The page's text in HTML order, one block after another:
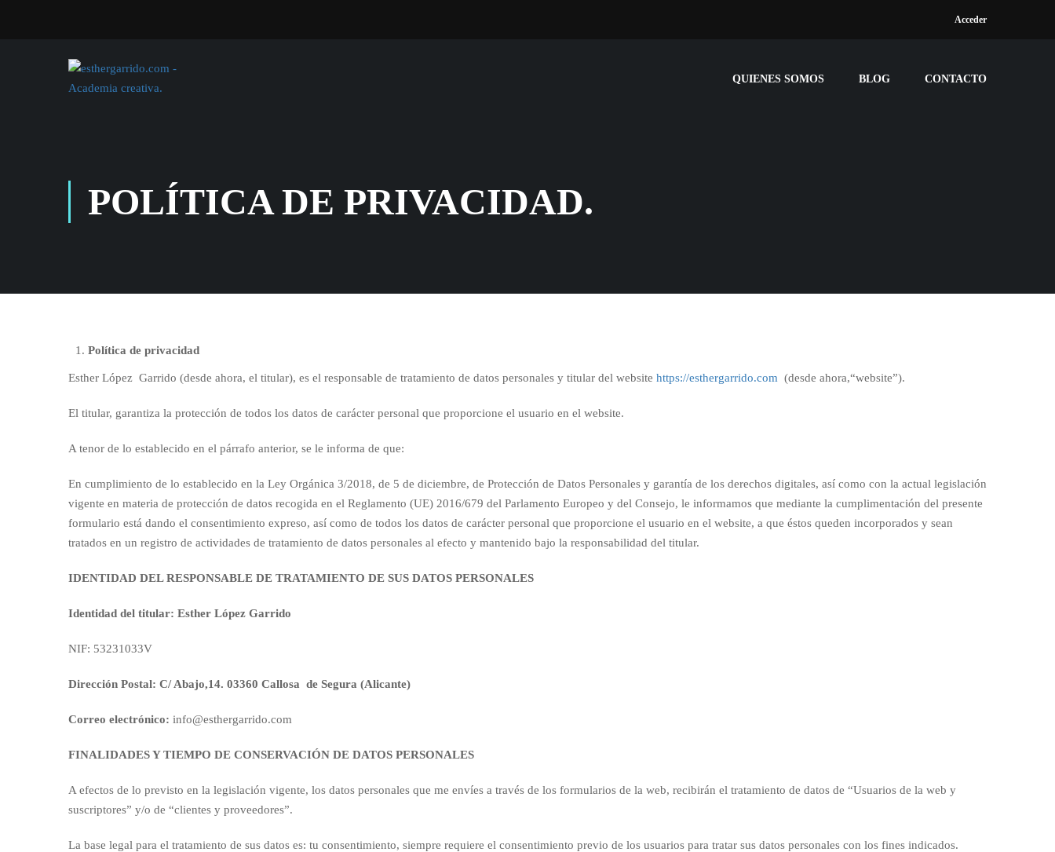
Acceder
QUIENES SOMOS BLOG CONTACTO
POLÍTICA DE PRIVACIDAD.
Política de privacidad
Esther López Garrido (desde ahora, el titular), es el responsable de tratamiento de datos personales y titular del website https://esthergarrido.com (desde ahora,“website”).
El titular, garantiza la protección de todos los datos de carácter personal que proporcione el usuario en el website.
A tenor de lo establecido en el párrafo anterior, se le informa de que:
En cumplimiento de lo establecido en la Ley Orgánica 3/2018, de 5 de diciembre, de Protección de Datos Personales y garantía de los derechos digitales, así como con la actual legislación
vigente en materia de protección de datos recogida en el Reglamento (UE) 2016/679 del Parlamento Europeo y del Consejo, le informamos que mediante la cumplimentación del presente
formulario está dando el consentimiento expreso, así como de todos los datos de carácter personal que proporcione el usuario en el website, a que éstos queden incorporados y sean
tratados en un registro de actividades de tratamiento de datos personales al efecto y mantenido bajo la responsabilidad del titular.
IDENTIDAD DEL RESPONSABLE DE TRATAMIENTO DE SUS DATOS PERSONALES
Identidad del titular: Esther López Garrido
NIF: 53231033V
Dirección Postal: C/ Abajo,14. 03360 Callosa de Segura (Alicante)
Correo electrónico: info@esthergarrido.com
FINALIDADES Y TIEMPO DE CONSERVACIÓN DE DATOS PERSONALES
A efectos de lo previsto en la legislación vigente, los datos personales que me envíes a través de los formularios de la web, recibirán el tratamiento de datos de “Usuarios de la web y
suscriptores” y/o de “clientes y proveedores”.
La base legal para el tratamiento de sus datos es: tu consentimiento, siempre requiere el consentimiento previo de los usuarios para tratar sus datos personales con los fines indicados.